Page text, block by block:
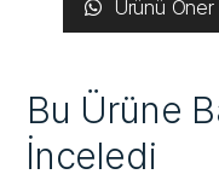
Ürünü Öner
Bu Ürüne
İnceledi